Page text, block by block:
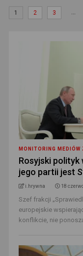
1 2 3 …
MONITORING MEDIÓW
Rosyjski polityk
jego partii jest
i.hrywna 18
Szef frakcji
europejskie
konflikcie, nie